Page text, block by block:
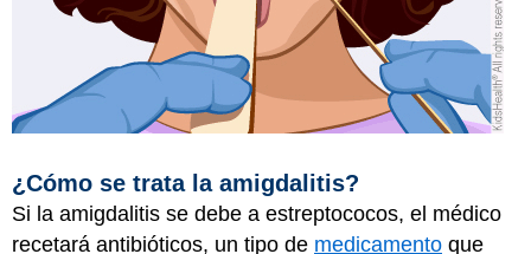
¿Cómo se trata la amigdalitis?
Si la amigdalitis se debe a estreptococos, el médico
recetará antibióticos, un tipo de medicamento que